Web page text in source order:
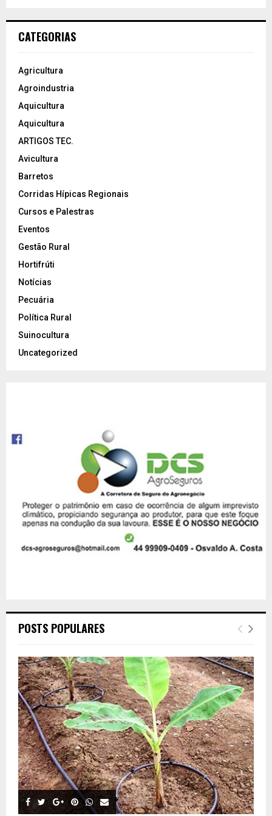
CATEGORIAS
Agricultura
Agroindustria
Aquicultura
Aquicultura
ARTIGOS TEC.
Avicultura
Barretos
Corridas Hípicas Regionais
Cursos e Palestras
Eventos
Gestão Rural
Hortifrúti
Notícias
Pecuária
Política Rural
Suinocultura
Uncategorized
POSTS POPULARES